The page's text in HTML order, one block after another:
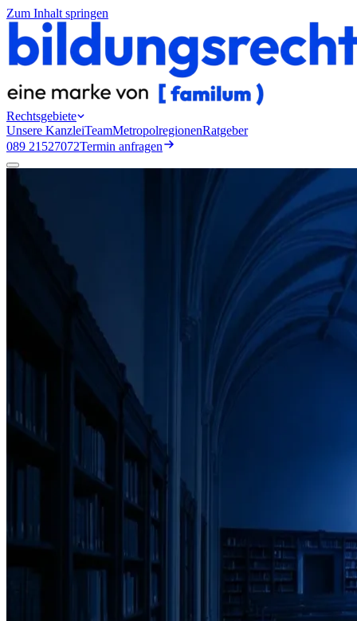
Zum Inhalt springen
Rechtsgebiete
Unsere KanzleiTeamMetropolregionenRatgeber
089 21527072Termin anfragen